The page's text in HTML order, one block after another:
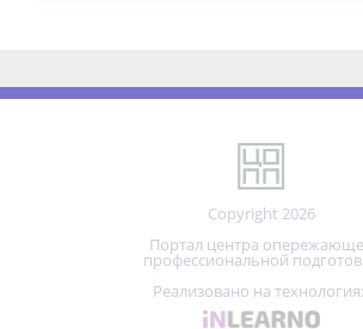
Copyright 2026
Портал центра опережающей
профессиональной подготовки
Реализовано на технологиях